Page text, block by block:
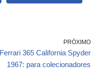
PRÓXIMO
Ferrari 365 California Spyder
1967: para colecionadores